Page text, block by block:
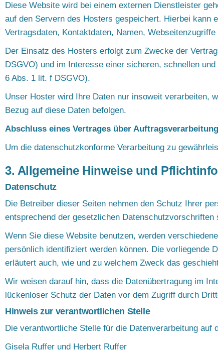
Diese Website wird bei einem externen Dienstleister
auf den Servern des Hosters gespeichert. Hierbei kann
Vertragsdaten, Kontaktdaten, Namen,
Der Einsatz des Hosters erfolgt zum Zwecke der
DSGVO) und im Interesse einer sicheren, schnellen
6 Abs. 1 lit. f DSGVO).
Unser Hoster wird Ihre Daten nur insoweit verarbeiten,
Bezug auf diese Daten befolgen.
Abschluss eines Vertrages über Auftragsverarbeitung
Um die datenschutzkonforme Verarbeitung zu
3. Allgemeine Hinweise und
Datenschutz
Die Betreiber dieser Seiten nehmen den Schutz Ihrer
entsprechend der gesetzlichen
Wenn Sie diese Website benutzen, werden
persönlich identifiziert werden können. Die vorliegende
erläutert auch, wie und zu welchem Zweck das
Wir weisen darauf hin, dass die Datenübertragung im
lückenloser Schutz der Daten vor dem Zugriff durch
Hinweis zur verantwortlichen Stelle
Die verantwortliche Stelle für die Datenverarbeitung auf
Gisela Ruffer und Herbert Ruffer